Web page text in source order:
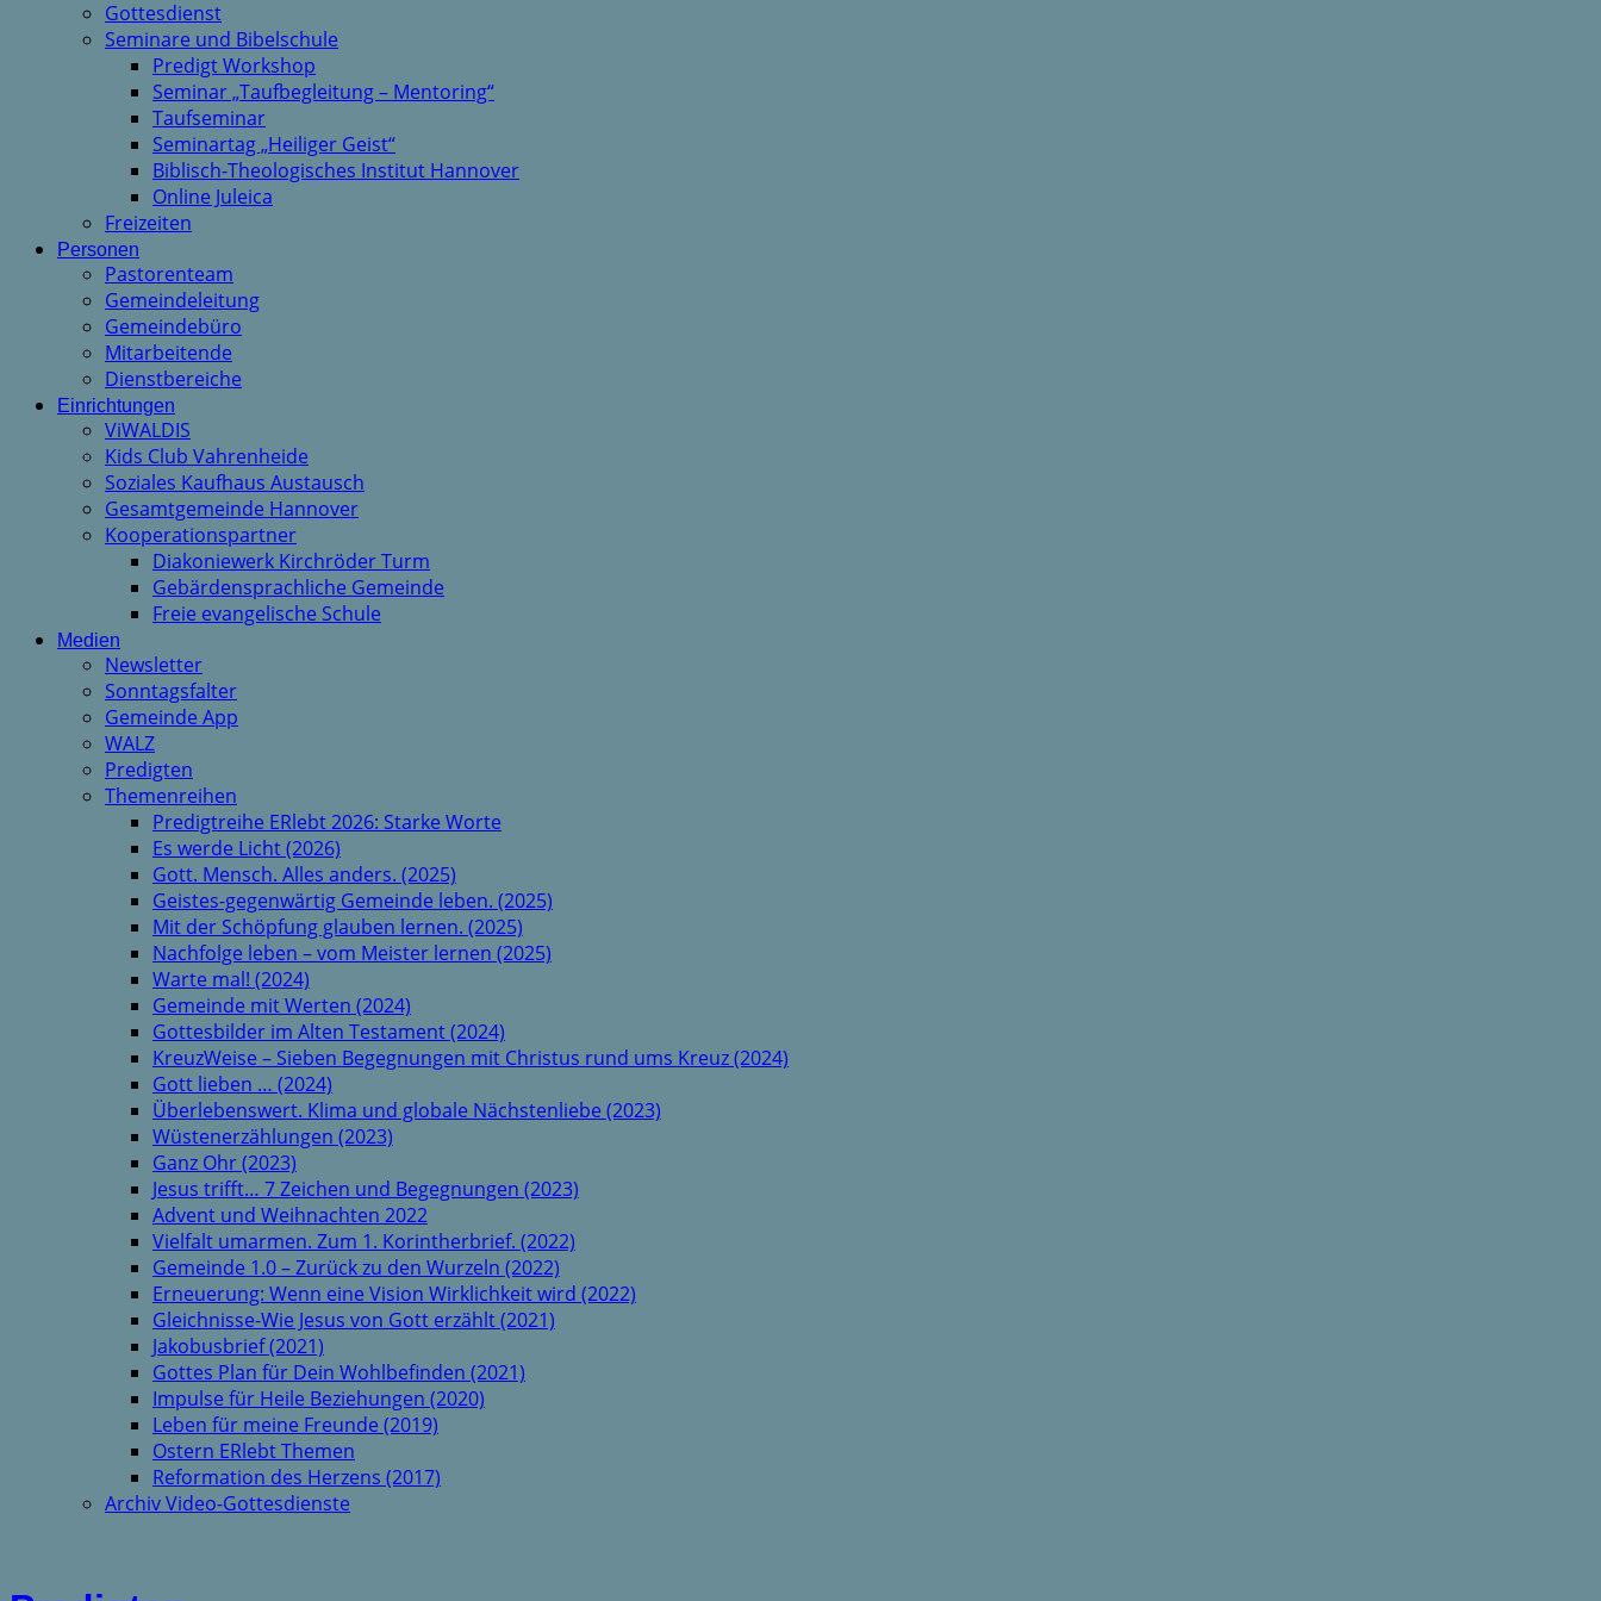
Gottesdienst
Seminare und Bibelschule
Predigt Workshop
Seminar „Taufbegleitung – Mentoring“
Taufseminar
Seminartag „Heiliger Geist“
Biblisch-Theologisches Institut Hannover
Online Juleica
Freizeiten
Personen
Pastorenteam
Gemeindeleitung
Gemeindebüro
Mitarbeitende
Dienstbereiche
Einrichtungen
ViWALDIS
Kids Club Vahrenheide
Soziales Kaufhaus Austausch
Gesamtgemeinde Hannover
Kooperationspartner
Diakoniewerk Kirchröder Turm
Gebärdensprachliche Gemeinde
Freie evangelische Schule
Medien
Newsletter
Sonntagsfalter
Gemeinde App
WALZ
Predigten
Themenreihen
Predigtreihe ERlebt 2026: Starke Worte
Es werde Licht (2026)
Gott. Mensch. Alles anders. (2025)
Geistes-gegenwärtig Gemeinde leben. (2025)
Mit der Schöpfung glauben lernen. (2025)
Nachfolge leben – vom Meister lernen (2025)
Warte mal! (2024)
Gemeinde mit Werten (2024)
Gottesbilder im Alten Testament (2024)
KreuzWeise – Sieben Begegnungen mit Christus rund ums Kreuz (2024)
Gott lieben … (2024)
Überlebenswert. Klima und globale Nächstenliebe (2023)
Wüstenerzählungen (2023)
Ganz Ohr (2023)
Jesus trifft… 7 Zeichen und Begegnungen (2023)
Advent und Weihnachten 2022
Vielfalt umarmen. Zum 1. Korintherbrief. (2022)
Gemeinde 1.0 – Zurück zu den Wurzeln (2022)
Erneuerung: Wenn eine Vision Wirklichkeit wird (2022)
Gleichnisse-Wie Jesus von Gott erzählt (2021)
Jakobusbrief (2021)
Gottes Plan für Dein Wohlbefinden (2021)
Impulse für Heile Beziehungen (2020)
Leben für meine Freunde (2019)
Ostern ERlebt Themen
Reformation des Herzens (2017)
Archiv Video-Gottesdienste